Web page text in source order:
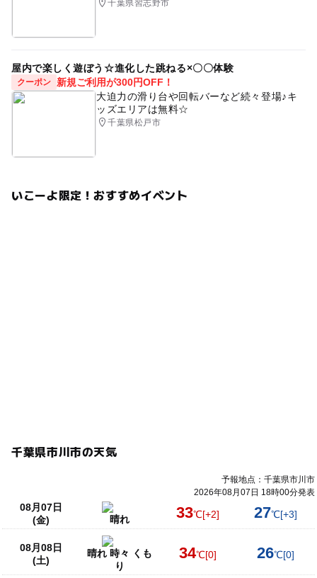
千葉県習志野市
屋内で楽しく遊ぼう☆進化した跳ねる×〇〇体験
クーポン
新規ご利用が300円OFF！
大迫力の滑り台や回転バーなど続々登場♪キ
ッズエリアは無料☆
千葉県松戸市
いこーよ限定！おすすめイベント
千葉県市川市の天気
予報地点：千葉県市川市
2026年08月07日 18時00分発表
08月07日
(金)
晴れ 33℃[+2] 27℃[+3]
08月08日
(土)
晴れ 時々 くも
り
34℃[0] 26℃[0]